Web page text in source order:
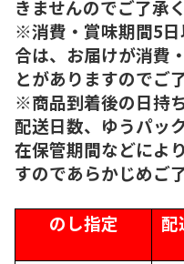
きませんのでご了承
※消費・賞味期間5
合は、お届けが消費
とがありますのでご
※商品到着後の日持
配送日数、ゆうパッ
在保管期間などによ
すのであらかじめご
のし指定
配